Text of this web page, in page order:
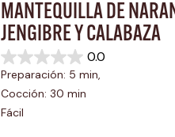
MANTEQUILLA DE
JENGIBRE Y CALABAZA
0.0
0.0
de
5
estrellas.
Preparación: 5 min,
Cocción: 30 min
Fácil